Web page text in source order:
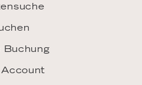
Buchung
Account